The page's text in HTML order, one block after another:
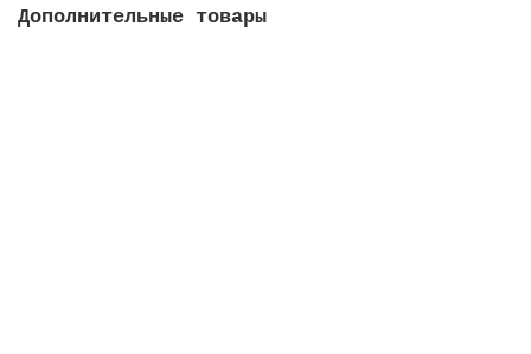
Дополнительные товары